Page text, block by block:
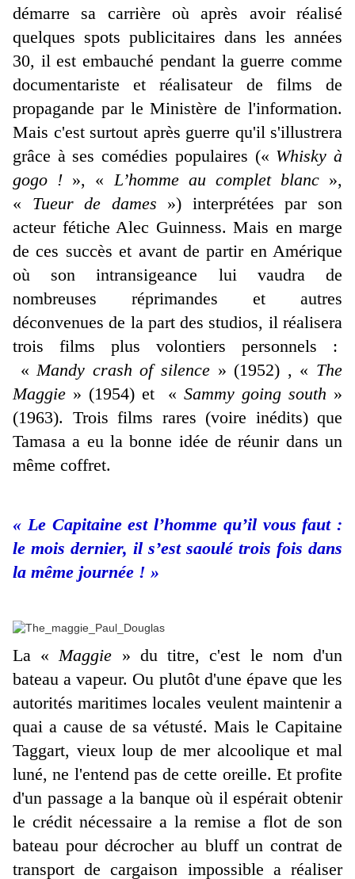
démarre sa carrière où après avoir réalisé
quelques spots publicitaires dans les années
30, il est embauché pendant la guerre comme
documentariste et réalisateur de films de
propagande par le Ministère de l'information.
Mais c'est surtout après guerre qu'il s'illustrera
grâce à ses comédies populaires (« Whisky à
gogo ! », « L’homme au complet blanc»,
« Tueur de dames ») interprétées par son
acteur fétiche Alec Guinness. Mais en marge
de ces succès et avant de partir en Amérique
où son intransigeance lui vaudra de
nombreuses réprimandes et autres
déconvenues de la part des studios, il réalisera
trois films plus volontiers personnels :
« Mandy crash of silence » (1952) , « The
Maggie » (1954) et «Sammy going south »
(1963). Trois films rares (voire inédits) que
Tamasa a eu la bonne idée de réunir dans un
même coffret.
« Le Capitaine est l’homme qu’il vous faut :
le mois dernier, il s’est saoulé trois fois dans
la même journée ! »
La «Maggie » du titre, c'est le nom d'un
bateau a vapeur. Ou plutôt d'une épave que les
autorités maritimes locales veulent maintenir a
quai a cause de sa vétusté. Mais le Capitaine
Taggart, vieux loup de mer alcoolique et mal
luné, ne l'entend pas de cette oreille. Et profite
d'un passage a la banque où il espérait obtenir
le crédit nécessaire a la remise a flot de son
bateau pour décrocher au bluff un contrat de
transport de cargaison impossible a réaliser